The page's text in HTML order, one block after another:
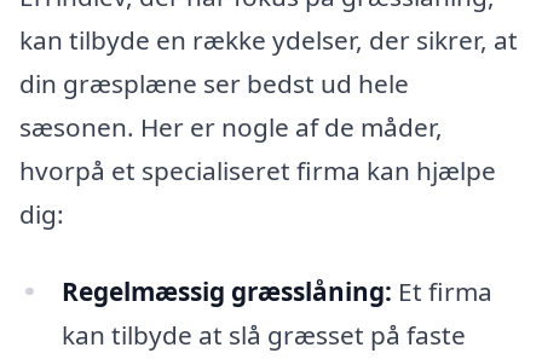
kan tilbyde en række ydelser, der sikrer, at
din græsplæne ser bedst ud hele
sæsonen. Her er nogle af de måder,
hvorpå et specialiseret firma kan hjælpe
dig:
Regelmæssig græsslåning: Et firma
kan tilbyde at slå græsset på faste